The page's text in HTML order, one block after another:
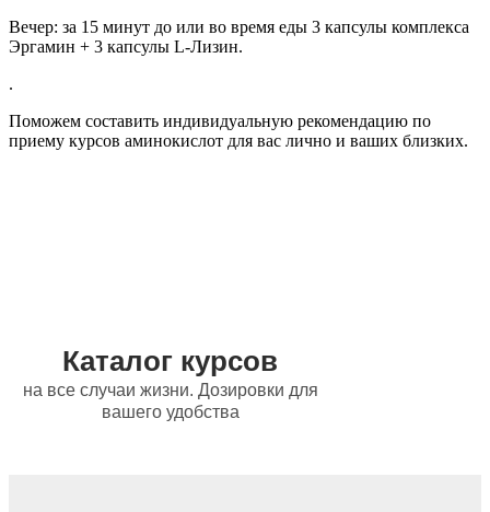
Вечер: за 15 минут до или во время еды 3 капсулы комплекса
Эргамин + 3 капсулы L-Лизин.
.
Поможем составить индивидуальную рекомендацию по
приему курсов аминокислот для вас лично и ваших близких.
Каталог курсов
на все случаи жизни. Дозировки для
вашего удобства